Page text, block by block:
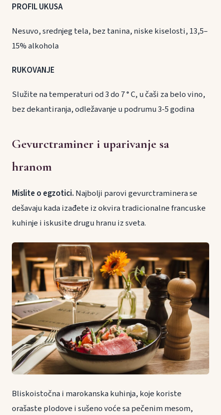
PROFIL UKUSA
Nesuvo, srednjeg tela, bez tanina, niske kiselosti, 13,5–
15% alkohola
RUKOVANJE
Služite na temperaturi od 3 do 7 ° C, u čaši za belo vino,
bez dekantiranja, odležavanje u podrumu 3-5 godina
Gevurctraminer i uparivanje sa
hranom
Mislite o egzotici. Najbolji parovi gevurctraminera se
dešavaju kada izađete iz okvira tradicionalne francuske
kuhinje i iskusite drugu hranu iz sveta.
Bliskoistočna i marokanska kuhinja, koje koriste
orašaste plodove i sušeno voće sa pečenim mesom,